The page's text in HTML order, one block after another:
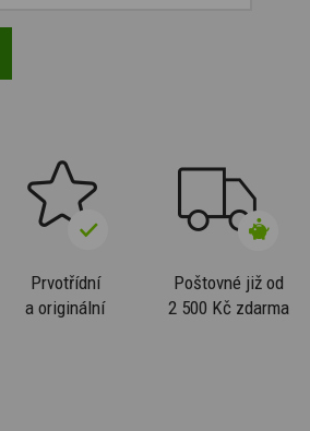
Prvotřídní
a originální
Poštovné již od
2 500 Kč zdarma